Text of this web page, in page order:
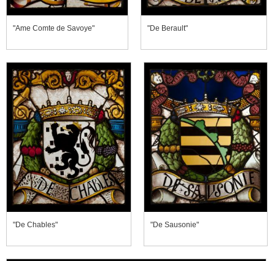
"Ame Comte de Savoye" "De Berault"
"De Chables" "De Sausonie"